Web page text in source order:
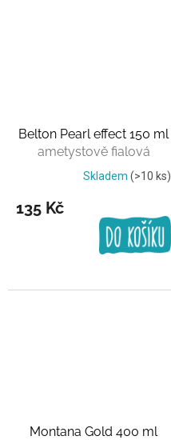
Belton Pearl effect 150 ml
ametystově fialová
Skladem (>10 ks)
135 Kč
Montana Gold 400 ml